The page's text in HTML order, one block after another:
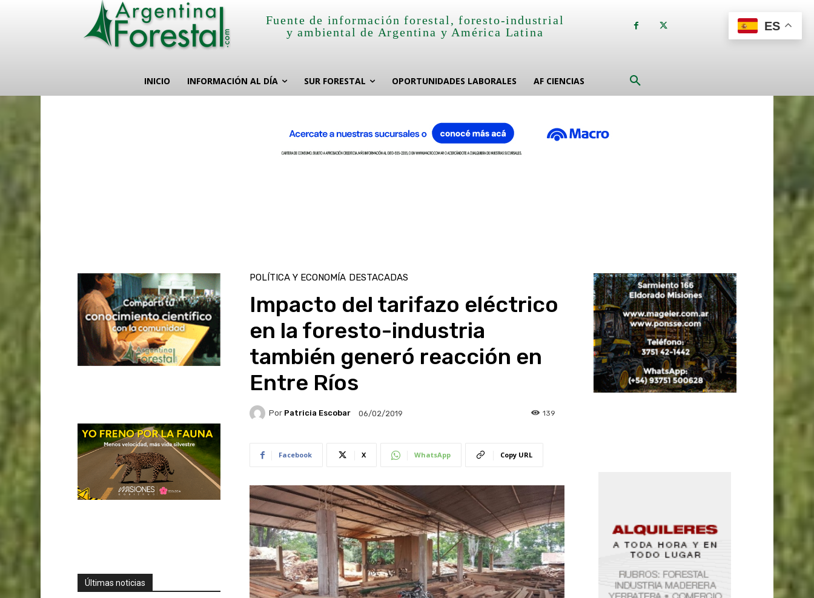
Fuente de información forestal, foresto-industrial
y ambiental de Argentina y América Latina
INICIO INFORMACIÓN AL DÍA SUR FORESTAL OPORTUNIDADES LABORALES AF CIENCIAS
Últimas noticias
POLÍTICA Y ECONOMÍA DESTACADAS
Impacto del tarifazo eléctrico
en la foresto-industria
también generó reacción en
Entre Ríos
Por Patricia Escobar 06/02/2019 139
Facebook X WhatsApp Copy URL
ES